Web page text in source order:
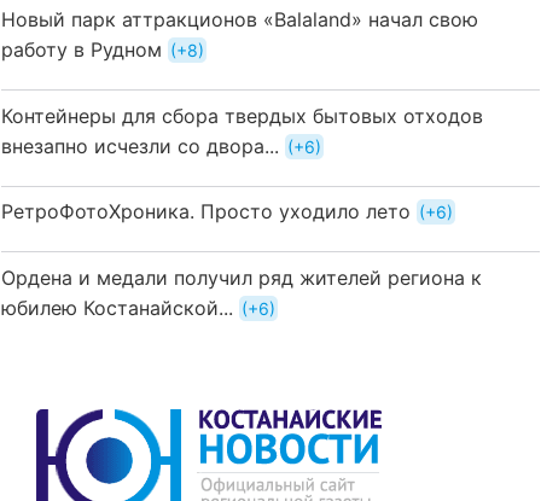
Новый парк аттракционов «Balaland» начал свою
работу в Рудном
+8
Контейнеры для сбора твердых бытовых отходов
внезапно исчезли со двора...
+6
РетроФотоХроника. Просто уходило лето +6
Ордена и медали получил ряд жителей региона к
юбилею Костанайской...
+6